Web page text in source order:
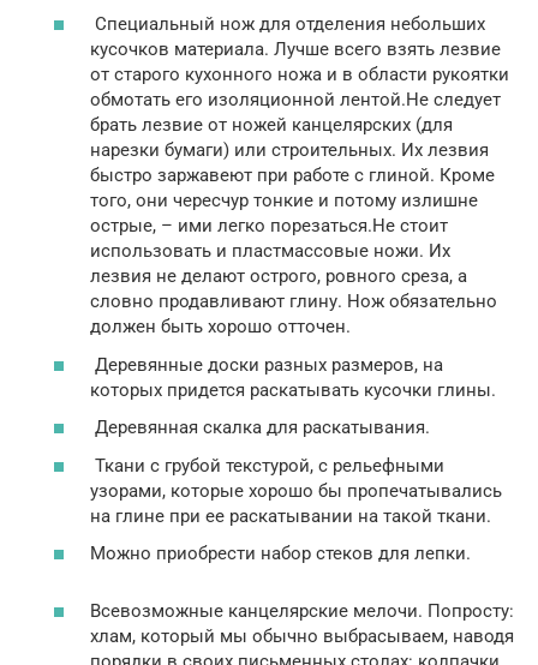
Специальный нож для отделения небольших
кусочков материала. Лучше всего взять лезвие
от старого кухонного ножа и в области рукоятки
обмотать его изоляционной лентой.Не следует
брать лезвие от ножей канцелярских (для
нарезки бумаги) или строительных. Их лезвия
быстро заржавеют при работе с глиной. Кроме
того, они чересчур тонкие и потому излишне
острые, – ими легко порезаться.Не стоит
использовать и пластмассовые ножи. Их
лезвия не делают острого, ровного среза, а
словно продавливают глину. Нож обязательно
должен быть хорошо отточен.
Деревянные доски разных размеров, на
которых придется раскатывать кусочки глины.
Деревянная скалка для раскатывания.
Ткани с грубой текстурой, с рельефными
узорами, которые хорошо бы пропечатывались
на глине при ее раскатывании на такой ткани.
Можно приобрести набор стеков для лепки.
Всевозможные канцелярские мелочи. Попросту:
хлам, который мы обычно выбрасываем, наводя